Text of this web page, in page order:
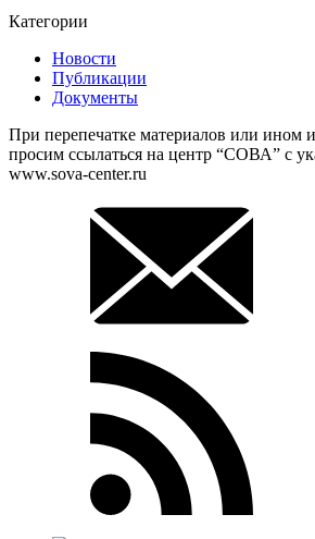
Категории
Новости
Публикации
Документы
При перепечатке материалов или ином
просим ссылаться на центр “СОВА” с
www.sova-center.ru